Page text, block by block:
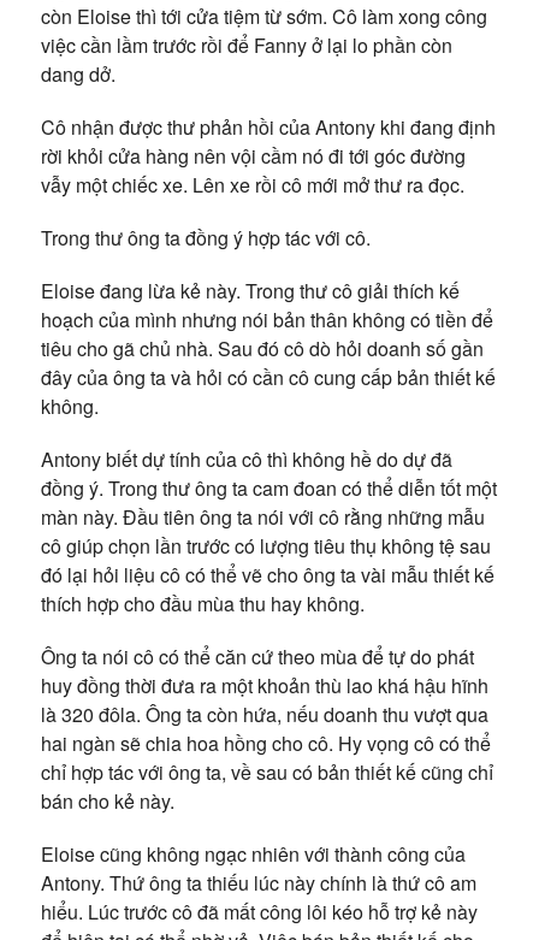
còn Eloise thì tới cửa tiệm từ sớm. Cô làm xong công
việc cần lầm trước rồi để Fanny ở lại lo phần còn
dang dở.
Cô nhận được thư phản hồi của Antony khi đang định
rời khỏi cửa hàng nên vội cầm nó đi tới góc đường
vẫy một chiếc xe. Lên xe rồi cô mới mở thư ra đọc.
Trong thư ông ta đồng ý hợp tác với cô.
Eloise đang lừa kẻ này. Trong thư cô giải thích kế
hoạch của mình nhưng nói bản thân không có tiền để
tiêu cho gã chủ nhà. Sau đó cô dò hỏi doanh số gần
đây của ông ta và hỏi có cần cô cung cấp bản thiết kế
không.
Antony biết dự tính của cô thì không hề do dự đã
đồng ý. Trong thư ông ta cam đoan có thể diễn tốt một
màn này. Đầu tiên ông ta nói với cô rằng những mẫu
cô giúp chọn lần trước có lượng tiêu thụ không tệ sau
đó lại hỏi liệu cô có thể vẽ cho ông ta vài mẫu thiết kế
thích hợp cho đầu mùa thu hay không.
Ông ta nói cô có thể căn cứ theo mùa để tự do phát
huy đồng thời đưa ra một khoản thù lao khá hậu hĩnh
là 320 đôla. Ông ta còn hứa, nếu doanh thu vượt qua
hai ngàn sẽ chia hoa hồng cho cô. Hy vọng cô có thể
chỉ hợp tác với ông ta, về sau có bản thiết kế cũng chỉ
bán cho kẻ này.
Eloise cũng không ngạc nhiên với thành công của
Antony. Thứ ông ta thiếu lúc này chính là thứ cô am
hiểu. Lúc trước cô đã mất công lôi kéo hỗ trợ kẻ này